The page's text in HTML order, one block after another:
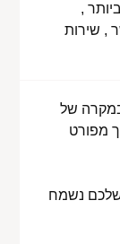
,
, שירות
של
מפורט
נשמח